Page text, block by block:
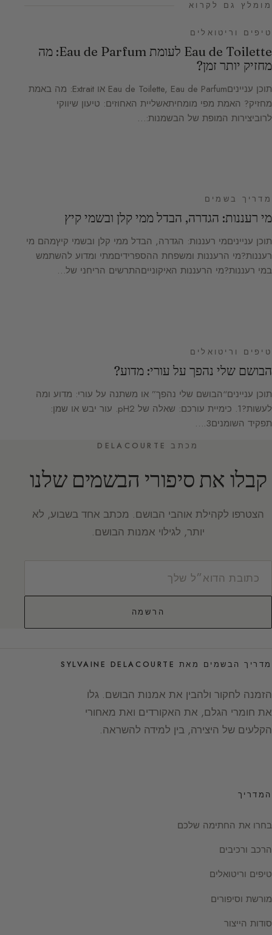
מומלץ גם לקרוא
טיפים וריטואלים
Eau de Toilette לעומת Eau de Parfum: מה
מחזיק יותר זמן?
תוכן ענייניםEau de Toilette, Eau de Parfum או Extrait: מה באמת
מחזיק? האמת מפי מומחיתאשליית האחוזים: טיעון שיווקי
לרוביצירות המופת של הבשמנות:…
מדריך בשמים
מי רעננות: הגדרה, הבדל ממי קלן ובשמי קיץ
תוכן ענייניםמי רעננות: הגדרה, הבדל ממי קלן ובשמי קיץמהם מי
רעננות?מי הרעננות ומשפחת ההספרידיםמתי ומדוע להשתמש
במי רעננות?מי הרעננות האיקונייםהתרשים הריחני של…
טיפים וריטואלים
הבושם שלי נהפך על עורי: מדוע?
תוכן עניינים“הבושם שלי נהפך” או משתנה על עורי: מדוע ומה
לעשות?1. כימיית עורכם: שאלה של pH2. עור יבש או שמן:
תפקיד השומנים3.…
מכתב DELACOURTE
קבלו את סיפורי הבשמים שלנו
הצטרפו לקהילת אוהבי הבושם. מכתב אחד בשבוע, לא
יותר, לגילוי אמנות הבושם.
הרשמה
מדריך הבשמים מאת SYLVAINE DELACOURTE
הזמנה לחקור ולהבין את אמנות הבושם. גלו
את חומרי הגלם, את האקורדים ואת מאחורי
הקלעים של היצירה, בין למידה להשראה.
המדריך
בחרו את החתימה שלכם
הרכב ורכיבים
טיפים וריטואלים
מורשת וסיפורים
סודות הייצור